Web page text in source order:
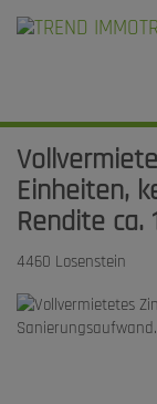
Einheiten,
Rendite ca.
4460 Losenstein